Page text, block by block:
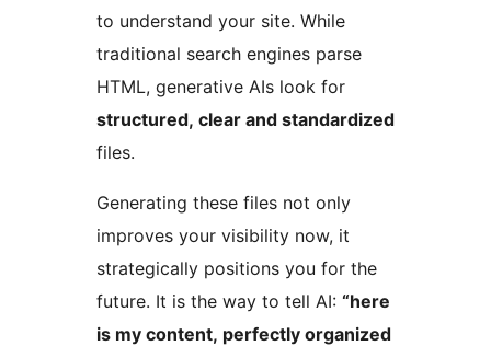
to understand your site. While
traditional search engines parse
HTML, generative AIs look for
structured, clear and standardized
files.
Generating these files not only
improves your visibility now, it
strategically positions you for the
future. It is the way to tell AI: “here
is my content, perfectly organized